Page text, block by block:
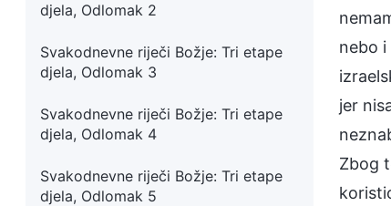
djela, Odlomak 2
Svakodnevne riječi Božje: Tri etape
djela, Odlomak 3
Svakodnevne riječi Božje: Tri etape
djela, Odlomak 4
Svakodnevne riječi Božje: Tri etape
djela, Odlomak 5
nebo i
jer
Zbog